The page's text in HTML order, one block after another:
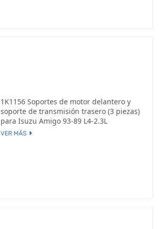
1K1156 Soportes de motor delantero y
soporte de transmisión trasero (3 piezas)
para Isuzu Amigo 93-89 L4-2.3L
VER MÁS